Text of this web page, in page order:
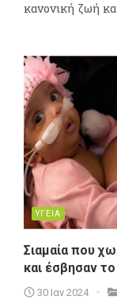
κανονική ζωή
ΥΓΕΙΑ
Σιαμαία που
και έσβησαν
30 Ιαν 2024